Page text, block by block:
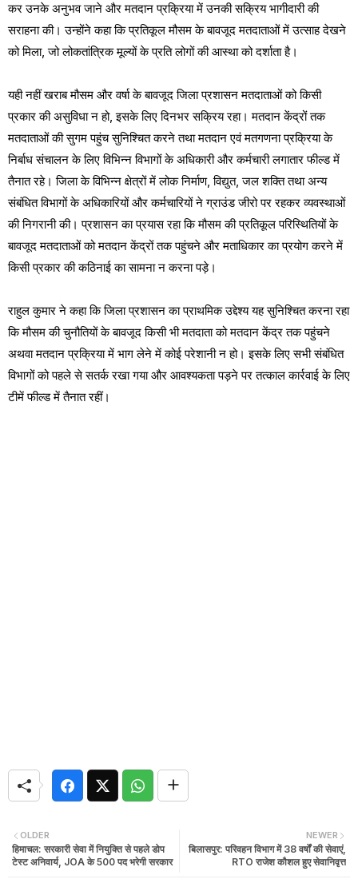
कर उनके अनुभव जाने और मतदान प्रक्रिया में उनकी सक्रिय भागीदारी की
सराहना की। उन्होंने कहा कि प्रतिकूल मौसम के बावजूद मतदाताओं में उत्साह देखने
को मिला, जो लोकतांत्रिक मूल्यों के प्रति लोगों की आस्था को दर्शाता है।
यही नहीं खराब मौसम और वर्षा के बावजूद जिला प्रशासन मतदाताओं को किसी
प्रकार की असुविधा न हो, इसके लिए दिनभर सक्रिय रहा। मतदान केंद्रों तक
मतदाताओं की सुगम पहुंच सुनिश्चित करने तथा मतदान एवं मतगणना प्रक्रिया के
निर्बाध संचालन के लिए विभिन्न विभागों के अधिकारी और कर्मचारी लगातार फील्ड में
तैनात रहे। जिला के विभिन्न क्षेत्रों में लोक निर्माण, विद्युत, जल शक्ति तथा अन्य
संबंधित विभागों के अधिकारियों और कर्मचारियों ने ग्राउंड जीरो पर रहकर व्यवस्थाओं
की निगरानी की। प्रशासन का प्रयास रहा कि मौसम की प्रतिकूल परिस्थितियों के
बावजूद मतदाताओं को मतदान केंद्रों तक पहुंचने और मताधिकार का प्रयोग करने में
किसी प्रकार की कठिनाई का सामना न करना पड़े।
राहुल कुमार ने कहा कि जिला प्रशासन का प्राथमिक उद्देश्य यह सुनिश्चित करना रहा
कि मौसम की चुनौतियों के बावजूद किसी भी मतदाता को मतदान केंद्र तक पहुंचने
अथवा मतदान प्रक्रिया में भाग लेने में कोई परेशानी न हो। इसके लिए सभी संबंधित
विभागों को पहले से सतर्क रखा गया और आवश्यकता पड़ने पर तत्काल कार्रवाई के लिए
टीमें फील्ड में तैनात रहीं।
NEWER
बिलासपुर: परिवहन विभाग में 38 वर्षों की सेवाएं,
RTO राजेश कौशल हुए सेवानिवृत्त
OLDER
हिमाचल: सरकारी सेवा में नियुक्ति से पहले डोप
टेस्ट अनिवार्य, JOA के 500 पद भरेगी सरकार